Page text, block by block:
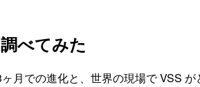
べてみた
月での進化と、世界の現場で VSS